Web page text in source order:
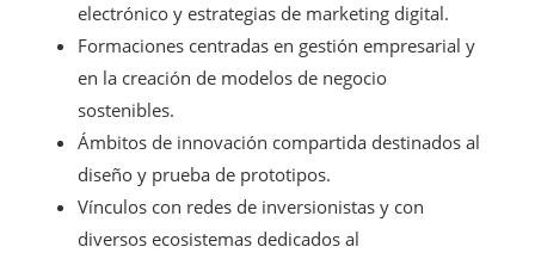
electrónico y estrategias de marketing digital.
Formaciones centradas en gestión empresarial y
en la creación de modelos de negocio
sostenibles.
Ámbitos de innovación compartida destinados al
diseño y prueba de prototipos.
Vínculos con redes de inversionistas y con
diversos ecosistemas dedicados al